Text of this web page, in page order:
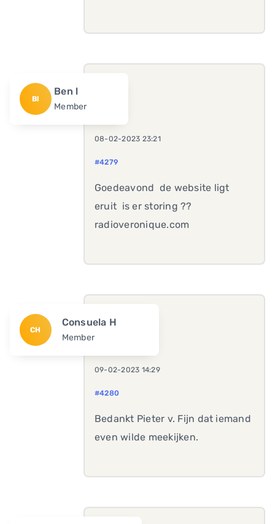
Bl
Ben l
Member
08-02-2023 23:21
#4279
Goedeavond de website ligt
eruit is er storing ??
radioveronique.com
CH
Consuela H
Member
09-02-2023 14:29
#4280
Bedankt Pieter v. Fijn dat iemand
even wilde meekijken.